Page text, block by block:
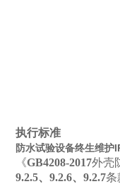
执行标准
防水试验设备终生维护
《GB4208-2017外壳
9.2.5、9.2.6、9.2.7条